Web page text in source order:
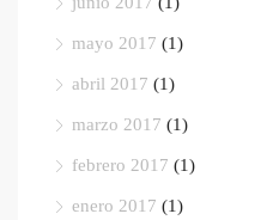
mayo 2017 (1)
abril 2017 (1)
marzo 2017 (1)
febrero 2017 (1)
enero 2017 (1)